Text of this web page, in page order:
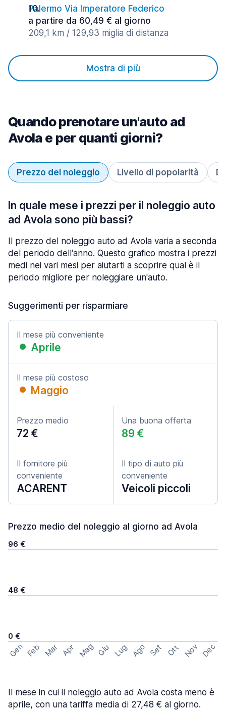
Palermo Via Imperatore Federico
a partire da 60,49 € al giorno
209,1 km / 129,93 miglia di distanza
Mostra di più
Quando prenotare un'auto ad
Avola e per quanti giorni?
Prezzo del noleggio Livello di popolarità
In quale mese i prezzi per il noleggio auto
ad Avola sono più bassi?
Il prezzo del noleggio auto ad Avola varia a seconda
del periodo dell'anno. Questo grafico mostra i prezzi
medi nei vari mesi per aiutarti a scoprire qual è il
periodo migliore per noleggiare un'auto.
Suggerimenti per risparmiare
Il mese più conveniente
Aprile
Il mese più costoso
Maggio
Prezzo medio
72 €
Una buona offerta
89 €
Il fornitore più
conveniente
ACARENT
Il tipo di auto più
conveniente
Veicoli piccoli
Prezzo medio del noleggio al giorno ad Avola
96 €
48 €
0 €
Gen Feb Mar Apr Mag Giu Lug Ago Set Ott Nov Dec
Il mese in cui il noleggio auto ad Avola costa meno è
aprile, con una tariffa media di 27,48 € al giorno.